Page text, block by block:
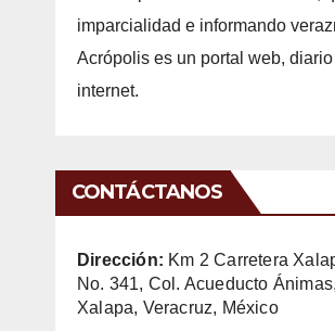
imparcialidad e informando
Acrópolis es un portal web,
internet.
CONTÁCTANOS
Dirección: Km 2 Carretera
No. 341, Col. Acueducto
Xalapa, Veracruz, México